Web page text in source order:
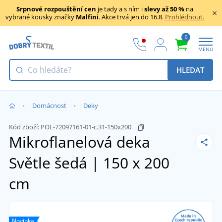
Srpnové rozpouštění cen je tady a s ním islevy až 50 % na
vybrané kousky značky Malfini. Akce trvá jen do 16.8. Prohlédnout.
0
MENU
HLEDAT
Domácnost Deky
Kód zboží: POL-72097161-01-c.31-150x200
Mikroflanelová deka
Světle šedá | 150 x 200
cm